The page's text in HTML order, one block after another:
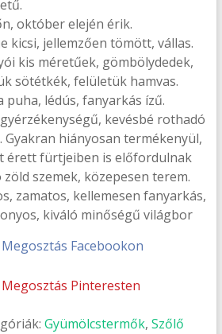
október elején érik.
kicsi, jellemzően tömött, vállas.
kis méretűek, gömbölydedek,
sötétkék, felületük hamvas.
puha, lédús, fanyarkás ízű.
kevésbé rothadó
Gyakran hiányosan termékenyül,
érett fürtjeiben is előfordulnak
szemek, közepesen terem.
zamatos, kellemesen fanyarkás,
kiváló minőségű világbor
Megosztás Facebookon
Megosztás Pinteresten
Gyümölcstermők,Szőlő